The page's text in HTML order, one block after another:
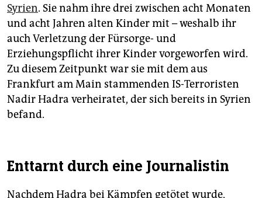
Syrien. Sie nahm ihre drei zwischen acht Monaten
und acht Jahren alten Kinder mit – weshalb ihr
auch Verletzung der Fürsorge- und
Erziehungspflicht ihrer Kinder vorgeworfen wird.
Zu diesem Zeitpunkt war sie mit dem aus
Frankfurt am Main stammenden IS-Terroristen
Nadir Hadra verheiratet, der sich bereits in Syrien
befand.
Enttarnt durch eine Journalistin
Nachdem Hadra bei Kämpfen getötet wurde,